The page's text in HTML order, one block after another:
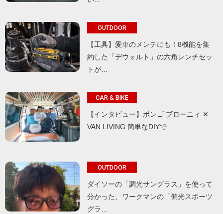
OUTDOOR
【工具】愛車のメンテにも！8機能を集
約した「デウォルト」の六角レンチセッ
トが…
CAR & BIKE
【インタビュー】ボンゴ ブローニィ ✕
VAN LIVING 簡単なDIYで…
OUTDOOR
ダイソーの「調光サングラス」を使って
分かった、ワークマンの「偏光スポーツ
グラ…